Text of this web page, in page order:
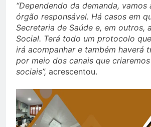
“Dependendo da demanda, vamos
órgão responsável. Há casos em
Secretaria de Saúde e, em outros,
Social. Terá todo um protocolo
irá acompanhar e também haverá
por meio dos canais que
sociais”, acrescentou.